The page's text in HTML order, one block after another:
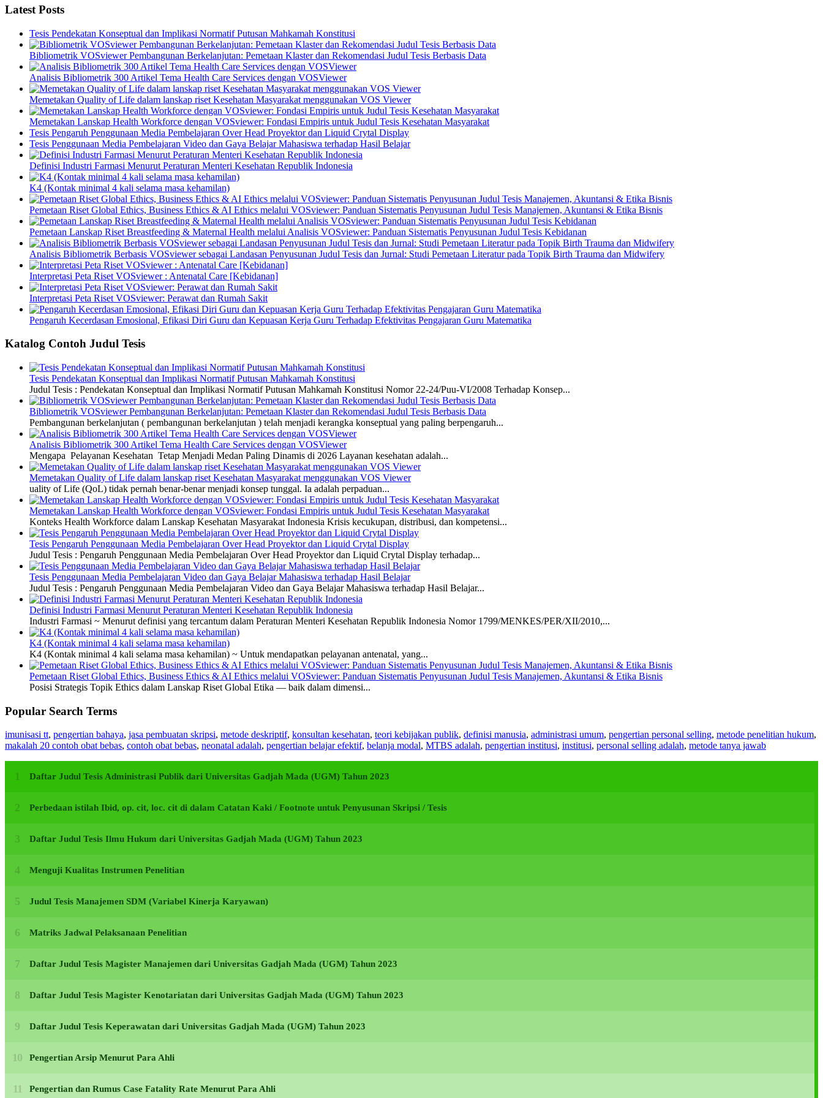
Latest Posts
Tesis Pendekatan Konseptual dan Implikasi Normatif Putusan Mahkamah Konstitusi
Bibliometrik VOSviewer Pembangunan Berkelanjutan: Pemetaan Klaster dan Rekomendasi Judul Tesis Berbasis Data
Analisis Bibliometrik 300 Artikel Tema Health Care Services dengan VOSViewer
Memetakan Quality of Life dalam lanskap riset Kesehatan Masyarakat menggunakan VOS Viewer
Memetakan Lanskap Health Workforce dengan VOSviewer: Fondasi Empiris untuk Judul Tesis Kesehatan Masyarakat
Tesis Pengaruh Penggunaan Media Pembelajaran Over Head Proyektor dan Liquid Crytal Display
Tesis Penggunaan Media Pembelajaran Video dan Gaya Belajar Mahasiswa terhadap Hasil Belajar
Definisi Industri Farmasi Menurut Peraturan Menteri Kesehatan Republik Indonesia
K4 (Kontak minimal 4 kali selama masa kehamilan)
Pemetaan Riset Global Ethics, Business Ethics & AI Ethics melalui VOSviewer: Panduan Sistematis Penyusunan Judul Tesis Manajemen, Akuntansi & Etika Bisnis
Pemetaan Lanskap Riset Breastfeeding & Maternal Health melalui Analisis VOSviewer: Panduan Sistematis Penyusunan Judul Tesis Kebidanan
Analisis Bibliometrik Berbasis VOSviewer sebagai Landasan Penyusunan Judul Tesis dan Jurnal: Studi Pemetaan Literatur pada Topik Birth Trauma dan Midwifery
Interpretasi Peta Riset VOSviewer : Antenatal Care [Kebidanan]
Interpretasi Peta Riset VOSviewer: Perawat dan Rumah Sakit
Pengaruh Kecerdasan Emosional, Efikasi Diri Guru dan Kepuasan Kerja Guru Terhadap Efektivitas Pengajaran Guru Matematika
Katalog Contoh Judul Tesis
Tesis Pendekatan Konseptual dan Implikasi Normatif Putusan Mahkamah Konstitusi
Judul Tesis : Pendekatan Konseptual dan Implikasi Normatif Putusan Mahkamah Konstitusi Nomor 22-24/Puu-VI/2008 Terhadap Konsep...
Bibliometrik VOSviewer Pembangunan Berkelanjutan: Pemetaan Klaster dan Rekomendasi Judul Tesis Berbasis Data
Pembangunan berkelanjutan ( pembangunan berkelanjutan ) telah menjadi kerangka konseptual yang paling berpengaruh...
Analisis Bibliometrik 300 Artikel Tema Health Care Services dengan VOSViewer
Mengapa Pelayanan Kesehatan Tetap Menjadi Medan Paling Dinamis di 2026 Layanan kesehatan adalah...
Memetakan Quality of Life dalam lanskap riset Kesehatan Masyarakat menggunakan VOS Viewer
uality of Life (QoL) tidak pernah benar-benar menjadi konsep tunggal. Ia adalah perpaduan...
Memetakan Lanskap Health Workforce dengan VOSviewer: Fondasi Empiris untuk Judul Tesis Kesehatan Masyarakat
Konteks Health Workforce dalam Lanskap Kesehatan Masyarakat Indonesia Krisis kecukupan, distribusi, dan kompetensi...
Tesis Pengaruh Penggunaan Media Pembelajaran Over Head Proyektor dan Liquid Crytal Display
Judul Tesis : Pengaruh Penggunaan Media Pembelajaran Over Head Proyektor dan Liquid Crytal Display terhadap...
Tesis Penggunaan Media Pembelajaran Video dan Gaya Belajar Mahasiswa terhadap Hasil Belajar
Judul Tesis : Pengaruh Penggunaan Media Pembelajaran Video dan Gaya Belajar Mahasiswa terhadap Hasil Belajar...
Definisi Industri Farmasi Menurut Peraturan Menteri Kesehatan Republik Indonesia
Industri Farmasi ~ Menurut definisi yang tercantum dalam Peraturan Menteri Kesehatan Republik Indonesia Nomor 1799/MENKES/PER/XII/2010,...
K4 (Kontak minimal 4 kali selama masa kehamilan)
K4 (Kontak minimal 4 kali selama masa kehamilan) ~ Untuk mendapatkan pelayanan antenatal, yang...
Pemetaan Riset Global Ethics, Business Ethics & AI Ethics melalui VOSviewer: Panduan Sistematis Penyusunan Judul Tesis Manajemen, Akuntansi & Etika Bisnis
Posisi Strategis Topik Ethics dalam Lanskap Riset Global Etika — baik dalam dimensi...
Popular Search Terms
imunisasi tt, pengertian bahaya, jasa pembuatan skripsi, metode deskriptif, konsultan kesehatan, teori kebijakan publik, definisi manusia, administrasi umum, pengertian personal selling, metode penelitian hukum,
makalah 20 contoh obat bebas, contoh obat bebas, neonatal adalah, pengertian belajar efektif, belanja modal, MTBS adalah, pengertian institusi, institusi, personal selling adalah, metode tanya jawab
Daftar Judul Tesis Administrasi Publik dari Universitas Gadjah Mada (UGM) Tahun 2023
Perbedaan istilah Ibid, op. cit, loc. cit di dalam Catatan Kaki / Footnote untuk Penyusunan Skripsi / Tesis
Daftar Judul Tesis Ilmu Hukum dari Universitas Gadjah Mada (UGM) Tahun 2023
Menguji Kualitas Instrumen Penelitian
Judul Tesis Manajemen SDM (Variabel Kinerja Karyawan)
Matriks Jadwal Pelaksanaan Penelitian
Daftar Judul Tesis Magister Manajemen dari Universitas Gadjah Mada (UGM) Tahun 2023
Daftar Judul Tesis Magister Kenotariatan dari Universitas Gadjah Mada (UGM) Tahun 2023
Daftar Judul Tesis Keperawatan dari Universitas Gadjah Mada (UGM) Tahun 2023
Pengertian Arsip Menurut Para Ahli
Pengertian dan Rumus Case Fatality Rate Menurut Para Ahli